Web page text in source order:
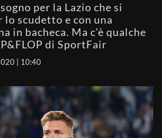
per la Lazio che si
scudetto e con una
in bacheca. Ma c'è qualche
di SportFair
| 10:40